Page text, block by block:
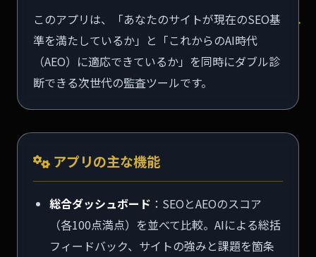
このアプリは、「あなたのサイトが現在のSEO基
準を満たしているか」と「これからのAI時代
（AEO）に適応できているか」を同時にダブル診
断できる次世代の監査ツールです。
アプリの主な機能
総合ダッシュボード ：SEOとAEOのスコア
（各100点満点）を並べて比較。AIによる総括
フィードバック、サイトの強みと課題を箇条